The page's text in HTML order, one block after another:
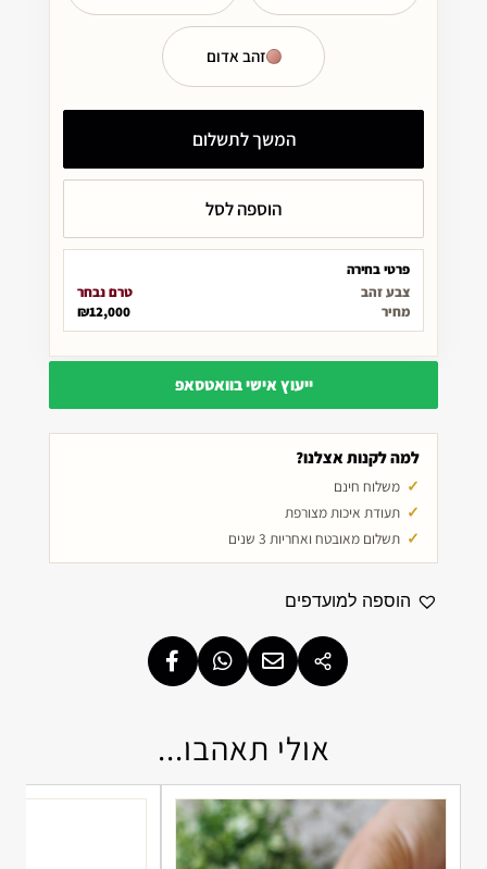
זהב אדום
פרטי בחירה
צבע זהב
טרם נבחר
מחיר
₪12,000
המשך לתשלום
הוספה לסל
ייעוץ אישי בוואטסאפ
למה לקנות אצלנו?
משלוח חינם
תעודת איכות מצורפת
תשלום מאובטח ואחריות 3 שנים
הוספה למועדפים
אולי תאהבו...